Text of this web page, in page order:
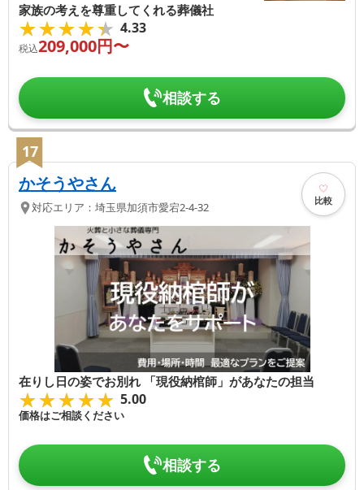
家族の考えを尊重してくれる葬儀社
★★★★★
★★★★★ 4.33
税込209,000円〜
相談する
17
かそうやさん
対応エリア： 埼玉県加須市愛宕2-4-32 比較
在りし日の姿でお別れ 「現役納棺師」があなたの担当
★★★★★
★★★★★ 5.00
価格はご相談ください
相談する